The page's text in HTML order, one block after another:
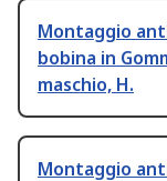
Montaggio
bobina in
maschio, H.
Montaggio